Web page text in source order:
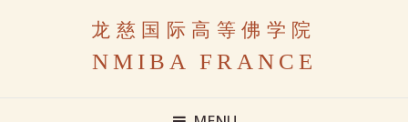
龙慈国际高等佛学院
NMIBA FRANCE